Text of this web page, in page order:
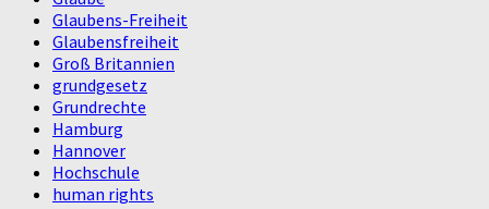
Glaubens-Freiheit
Glaubensfreiheit
Groß Britannien
grundgesetz
Grundrechte
Hamburg
Hannover
Hochschule
human rights